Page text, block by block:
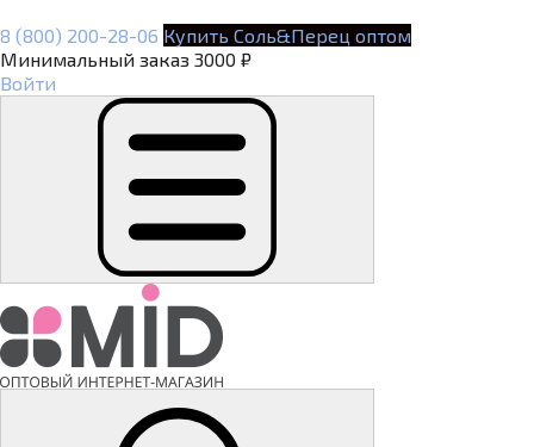
8 (800) 200-28-06 Купить Соль&Перец оптом
Минимальный заказ 3000 ₽
Войти